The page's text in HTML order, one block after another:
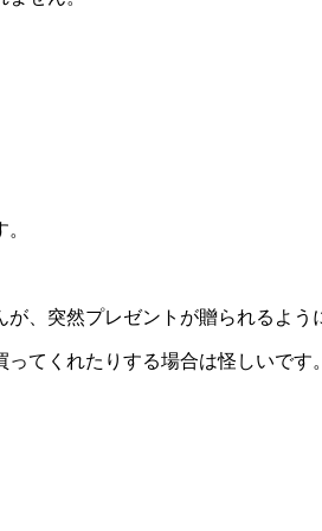
、突然プレゼントが贈られるよう
てくれたりする場合は怪しいです。